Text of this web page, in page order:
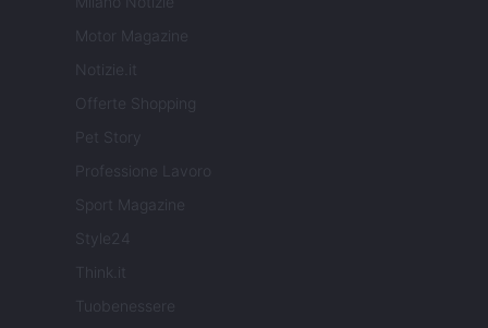
Motor Magazine
Notizie.it
Offerte Shopping
Pet Story
Professione Lavoro
Sport Magazine
Style24
Think.it
Tuobenessere